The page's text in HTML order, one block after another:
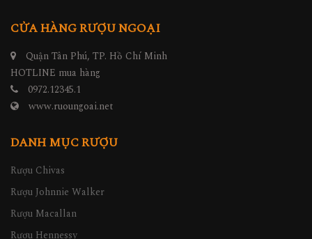
CỬA HÀNG RƯỢU NGOẠI
Quận Tân Phú, TP. Hồ Chí Minh
HOTLINE mua hàng
0972.12345.1
www.ruoungoai.net
DANH MỤC RƯỢU
Rượu Chivas
Rượu Johnnie Walker
Rượu Macallan
Rượu Hennessy